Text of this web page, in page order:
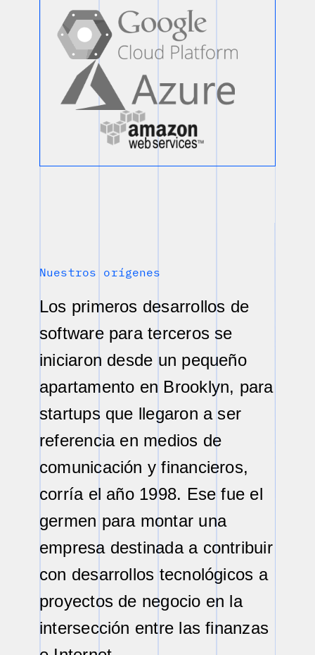
Nuestros orígenes
Los primeros desarrollos de
software para terceros se
iniciaron desde un pequeño
apartamento en Brooklyn, para
startups que llegaron a ser
referencia en medios de
comunicación y financieros,
corría el año 1998. Ese fue el
germen para montar una
empresa destinada a contribuir
con desarrollos tecnológicos a
proyectos de negocio en la
intersección entre las finanzas